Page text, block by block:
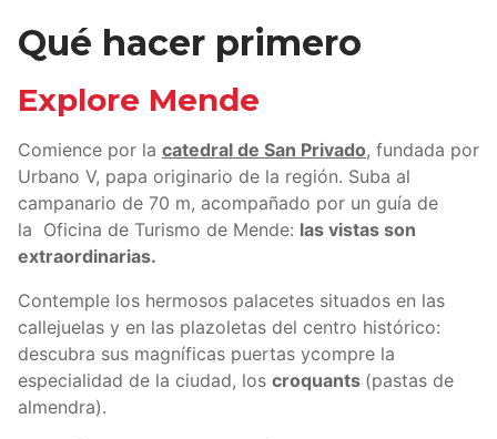
Qué hacer primero
Explore Mende
Comience por la catedral de San Privado, fundada por
Urbano V, papa originario de la región. Suba al
campanario de 70 m, acompañado por un guía de
la Oficina de Turismo de Mende: las vistas son
extraordinarias.
Contemple los hermosos palacetes situados en las
callejuelas y en las plazoletas del centro histórico:
descubra sus magníficas puertas ycompre la
especialidad de la ciudad, los croquants (pastas de
almendra).